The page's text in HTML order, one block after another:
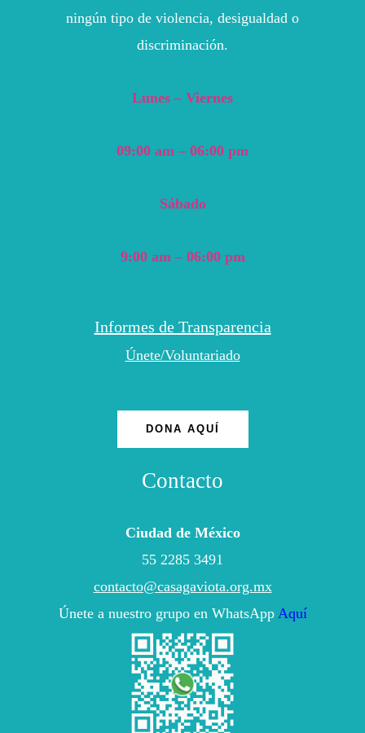
ningún tipo de violencia, desigualdad o
discriminación.
Lunes – Viernes
09:00 am – 06:00 pm
Sábado
9:00 am – 06:00 pm
Informes de Transparencia
Únete/Voluntariado
DONA AQUÍ
Contacto
Ciudad de México
55 2285 3491
contacto@casagaviota.org.mx
Únete a nuestro grupo en WhatsAppAquí